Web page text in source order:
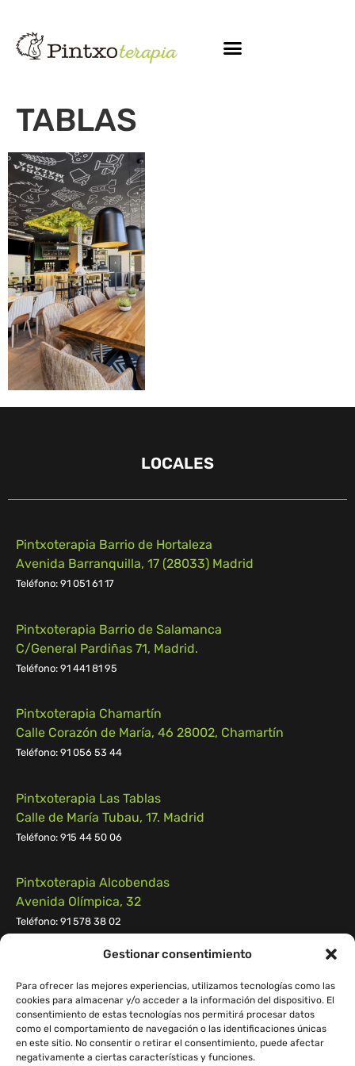
Gestionar consentimiento
Para ofrecer las mejores experiencias, utilizamos tecnologías como las
cookies para almacenar y/o acceder a la información del dispositivo. El
consentimiento de estas tecnologías nos permitirá procesar datos
como el comportamiento de navegación o las identificaciones únicas
en este sitio. No consentir o retirar el consentimiento, puede afectar
negativamente a ciertas características y funciones.
TABLAS
LOCALES
Pintxoterapia Barrio de Hortaleza
Avenida Barranquilla, 17 (28033) Madrid
Teléfono: 91 051 61 17
Pintxoterapia Barrio de Salamanca
C/General Pardiñas 71, Madrid.
Teléfono: 91 441 81 95
Pintxoterapia Chamartín
Calle Corazón de María, 46 28002, Chamartín
Teléfono: 91 056 53 44
Pintxoterapia Las Tablas
Calle de María Tubau, 17. Madrid
Teléfono: 915 44 50 06
Pintxoterapia Alcobendas
Avenida Olímpica, 32
Teléfono: 91 578 38 02
Calle Campomanes n.º 55, 28223, Pozuelo de Alarcón
Teléfono:91 539 55 29